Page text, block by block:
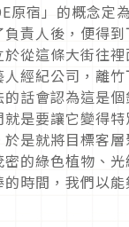
原宿」的概念定
責人後，便得到
從這條大街往
經紀公司，離竹
話會認為這是
是要讓它變得
是就將目標客
的綠色植物、
時間，我們以